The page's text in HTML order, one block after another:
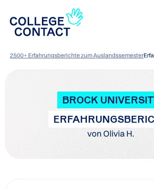
2500+ Erfahrungsberichte zum Auslandssemester
BROCK
von Olivia H.